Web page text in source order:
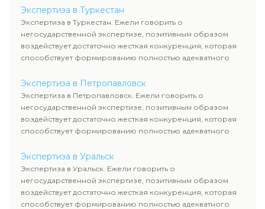
Экспертиза в Туркестан
Экспертиза в Туркестан. Ежели говорить о
негосударственной экспертизе, позитивным образом
воздействует достаточно жесткая конкуренция, которая
способствует формированию полностью адекватного
Экспертиза в Петропавловск
Экспертиза в Петропавловск. Ежели говорить о
негосударственной экспертизе, позитивным образом
воздействует достаточно жесткая конкуренция, которая
способствует формированию полностью адекватного
Экспертиза в Уральск
Экспертиза в Уральск. Ежели говорить о
негосударственной экспертизе, позитивным образом
воздействует достаточно жесткая конкуренция, которая
способствует формированию полностью адекватного